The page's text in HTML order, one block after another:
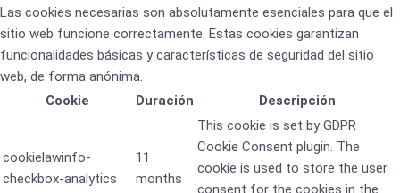
Las cookies necesarias son absolutamente esenciales para que el
sitio web funcione correctamente. Estas cookies garantizan
funcionalidades básicas y características de seguridad del sitio
web, de forma anónima.
Cookie
Duración Descripción
cookielawinfo-
checkbox-analytics
11
months
This cookie is set by GDPR
Cookie Consent plugin. The
cookie is used to store the user
consent for the cookies in the